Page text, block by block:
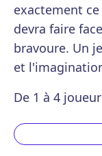
exactement
devra faire
bravoure. Un
et
De 1 à 4